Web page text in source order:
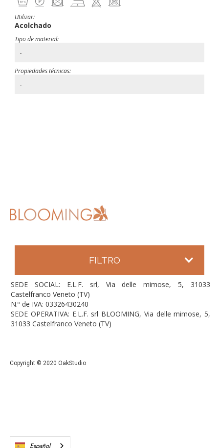
Utilizar:
Acolchado
Tipo de material:
-
Propiedades técnicas:
-
FILTRO
SEDE SOCIAL: E.L.F. srl, Via delle mimose, 5, 31033
Castelfranco Veneto (TV)
N.º de IVA: 03326430240
SEDE OPERATIVA: E.L.F. srl BLOOMING, Via delle mimose, 5,
31033 Castelfranco Veneto (TV)
Copyright © 2020 OakStudio
Español